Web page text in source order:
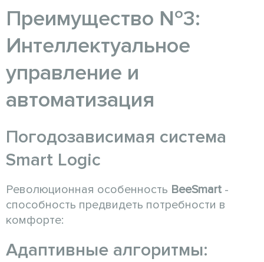
Преимущество №3:
Интеллектуальное
управление и
автоматизация
Погодозависимая система
Smart Logic
Революционная особенность BeeSmart -
способность предвидеть потребности в
комфорте:
Адаптивные алгоритмы: